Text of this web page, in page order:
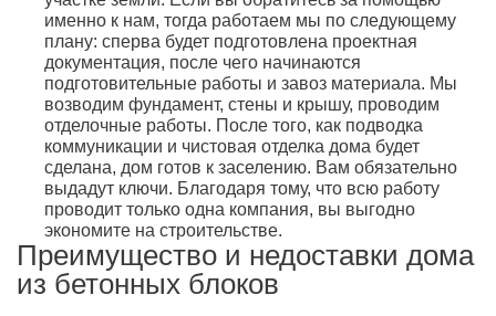
именно к нам, тогда работаем мы по следующему
плану: сперва будет подготовлена проектная
документация, после чего начинаются
подготовительные работы и завоз материала. Мы
возводим фундамент, стены и крышу, проводим
отделочные работы. После того, как подводка
коммуникации и чистовая отделка дома будет
сделана, дом готов к заселению. Вам обязательно
выдадут ключи. Благодаря тому, что всю работу
проводит только одна компания, вы выгодно
экономите на строительстве.
Преимущество и недоставки дома
из бетонных блоков